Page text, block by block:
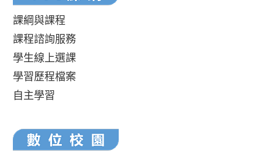
課綱與課程
課程諮詢服務
學生線上選課
學習歷程檔案
自主學習